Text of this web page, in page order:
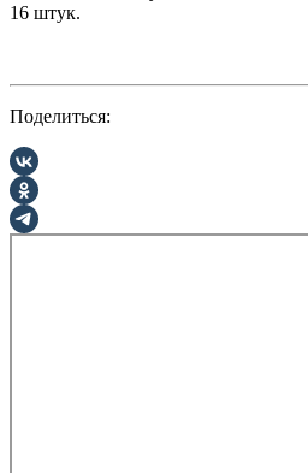
16 штук.
Поделиться: